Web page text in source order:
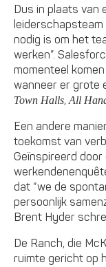
Dus in plaats van
leiderschapsteam
nodig is om het
werken”.
momenteel
wanneer er grote
Town Halls,All
Een andere
toekomst van
Geïnspireerd
dat “we de
persoonlijk
Brent Hyder
De Ranch, die
ruimte gericht op